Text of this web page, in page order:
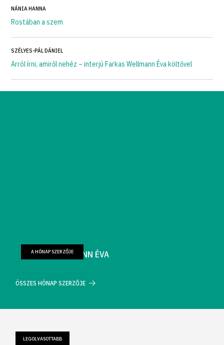
NÁNIA HANNA
Rostában a szem
SZÉLYES-PÁL DÁNIEL
Arról írni, amiről nehéz – interjú Farkas Wellmann Éva költővel
FARKAS WELLMANN ÉVA
A HÓNAP SZERZŐJE
ÖSSZES HÓNAP SZERZŐJE
LEGOLVASOTTABB